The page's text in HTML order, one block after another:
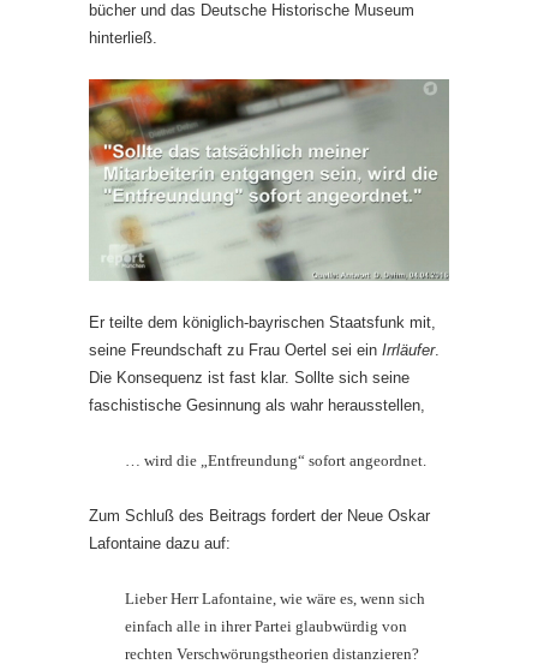
bücher und das Deutsche Historische Museum
hinterließ.
Er teilte dem königlich-bayrischen Staatsfunk mit,
seine Freundschaft zu Frau Oertel sei ein Irrläufer.
Die Konsequenz ist fast klar. Sollte sich seine
faschistische Gesinnung als wahr herausstellen,
… wird die „Entfreundung“ sofort angeordnet.
Zum Schluß des Beitrags fordert der Neue Oskar
Lafontaine dazu auf:
Lieber Herr Lafontaine, wie wäre es, wenn sich
einfach alle in ihrer Partei glaubwürdig von
rechten Verschwörungstheorien distanzieren?